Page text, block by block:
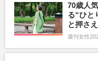
70歳人
る“ひと
と押さ
週刊女性